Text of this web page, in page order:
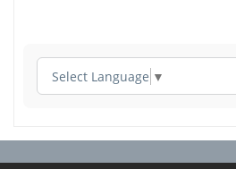
Select Language ▼